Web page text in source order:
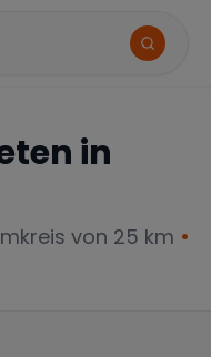
in
von 25 km •